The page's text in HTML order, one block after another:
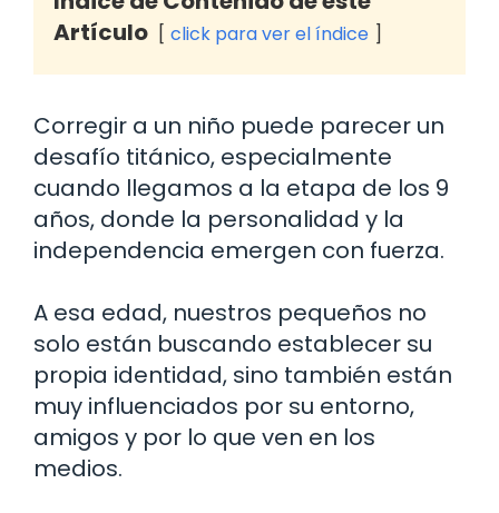
Artículo
click para ver el índice
Corregir a un niño puede parecer un
desafío titánico, especialmente
cuando llegamos a la etapa de los 9
años, donde la personalidad y la
independencia emergen con fuerza.
A esa edad, nuestros pequeños no
solo están buscando establecer su
propia identidad, sino también están
muy influenciados por su entorno,
amigos y por lo que ven en los
medios.